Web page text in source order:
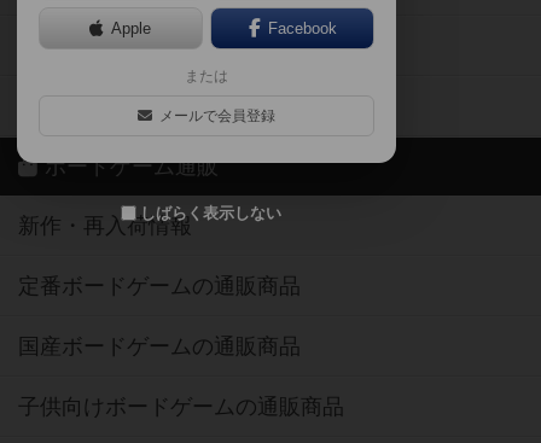
Apple Facebook
または
メールで会員登録
しばらく表示しない
ボードゲーム業界コラム
ボドゲーマご利用案内
ボードゲーム通販
新作・再入荷情報
定番ボードゲームの通販商品
国産ボードゲームの通販商品
子供向けボードゲームの通販商品